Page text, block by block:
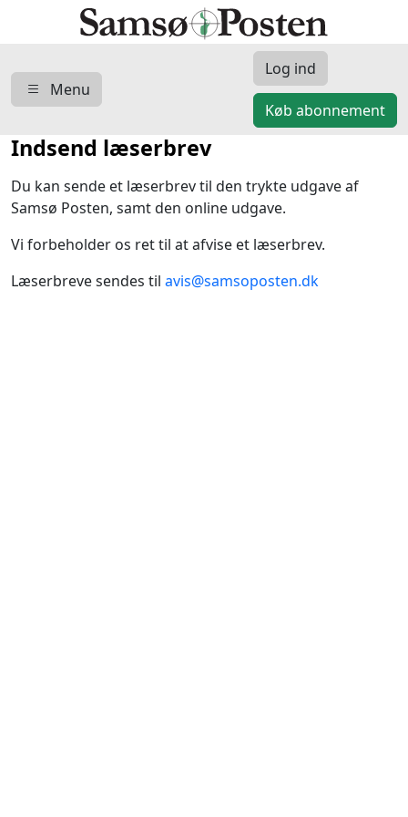
Menu
Log ind
Køb abonnement
Indsend læserbrev
Du kan sende et læserbrev til den trykte udgave af
Samsø Posten, samt den online udgave.
Vi forbeholder os ret til at afvise et læserbrev.
Læserbreve sendes til avis@samsoposten.dk